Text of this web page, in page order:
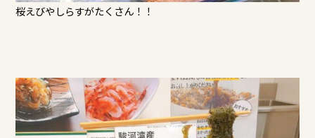
桜えびやしらすがたくさん！！